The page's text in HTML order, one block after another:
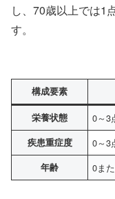
し、70歳以上では1
す。
構成要素
栄養状態 0～3
疾患重症度 0～3
年齢 0ま